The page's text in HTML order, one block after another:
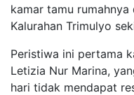
kamar tamu rumahnya
Kalurahan Trimulyo
Peristiwa ini pertama
Letizia Nur Marina,
hari tidak mendapat